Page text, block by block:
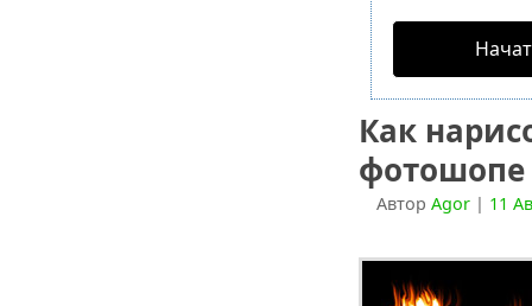
Как
фотошопе
Автор Agor | 11